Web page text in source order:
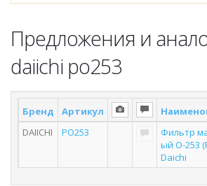
Предложения и
daiichi po253
Бренд Артикул
DAIICHI
PO253
Фильтр
ый O-253
Daichi